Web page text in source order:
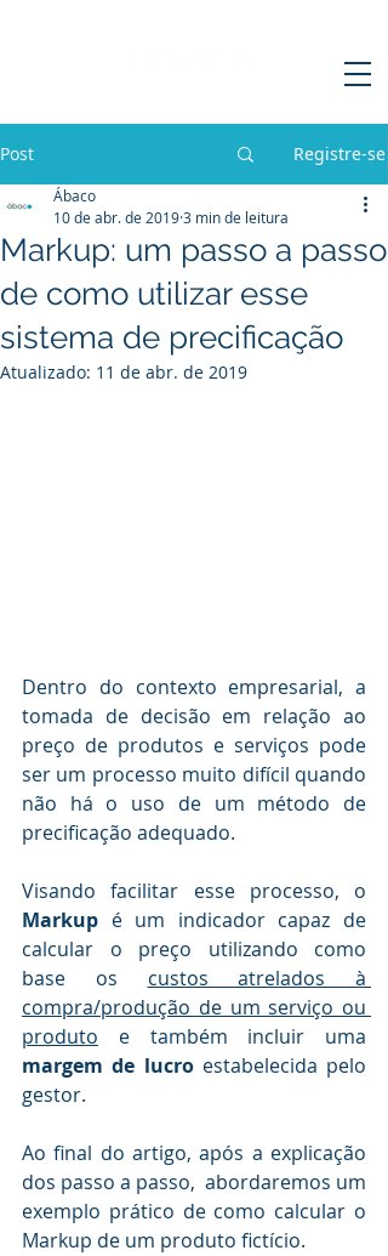
Post Registre-se
Markup: um passo a passo
de como utilizar esse
sistema de precificação
Ábaco
10 de abr. de 20193 min de leitura
Atualizado: 11 de abr. de 2019
Dentro do contexto empresarial, a
tomada de decisão em relação ao
preço de produtos e serviços pode
ser um processo muito difícil quando
não há o uso de um método de
precificação adequado.
Markup é um indicador capaz de
calcular o preço utilizando como
base os custos atrelados à
compra/produção de um serviço ou
produto
margem de lucro estabelecida pelo
gestor.
Ao final do artigo, após a explicação
dos passo a passo,  abordaremos um
exemplo prático de como calcular o
Markup de um produto fictício.